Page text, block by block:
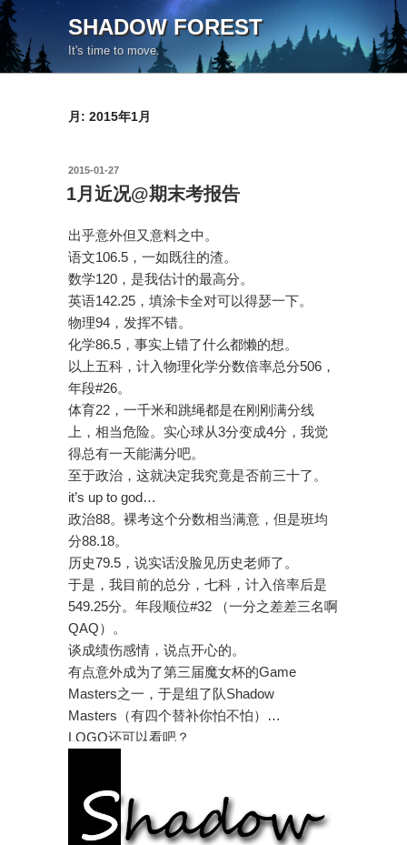
コ
ン
テ
ン
SHADOW FOREST
It's time to move.
月: 2015年1月
投
稿
日:
2015-01-27
1月近况@期末考报告
出乎意外但又意料之中。
语文106.5，一如既往的渣。
数学120，是我估计的最高分。
英语142.25，填涂卡全对可以得瑟一下。
物理94，发挥不错。
化学86.5，事实上错了什么都懒的想。
以上五科，计入物理化学分数倍率总分506，
年段#26。
体育22，一千米和跳绳都是在刚刚满分线
上，相当危险。实心球从3分变成4分，我觉
得总有一天能满分吧。
至于政治，这就决定我究竟是否前三十了。
it’s up to god…
政治88。裸考这个分数相当满意，但是班均
分88.18。
历史79.5，说实话没脸见历史老师了。
于是，我目前的总分，七科，计入倍率后是
549.25分。年段顺位#32 （一分之差差三名啊
QAQ）。
谈成绩伤感情，说点开心的。
有点意外成为了第三届魔女杯的Game
Masters之一，于是组了队Shadow
Masters（有四个替补你怕不怕）…
LOGO还可以看吧？